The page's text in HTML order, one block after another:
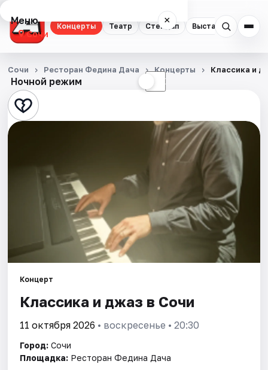
Концерты Театр Стендап Выставки
Меню ×
Сочи
Концерты
Театр
Стендап
Квесты
Экскурсии
События
Города
Площадки
Артисты
Ночной режим ☾
Сочи Ресторан Федина Дача Концерты Классика и
Концерт
Классика и джаз в Сочи
11 октября 2026 • воскресенье • 20:30
Город: Сочи
Площадка: Ресторан Федина Дача